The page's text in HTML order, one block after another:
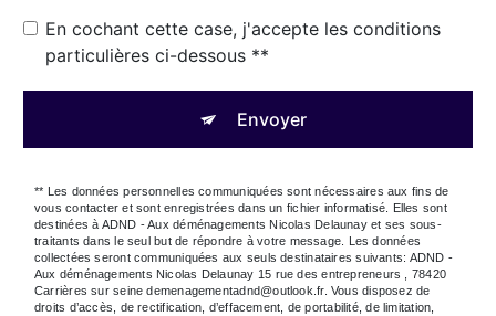
En cochant cette case, j'accepte les conditions
particulières ci-dessous **
Envoyer
** Les données personnelles communiquées sont nécessaires aux fins de
vous contacter et sont enregistrées dans un fichier informatisé. Elles sont
destinées à ADND - Aux déménagements Nicolas Delaunay et ses sous-
traitants dans le seul but de répondre à votre message. Les données
collectées seront communiquées aux seuls destinataires suivants: ADND -
Aux déménagements Nicolas Delaunay 15 rue des entrepreneurs , 78420
Carrières sur seine demenagementadnd@outlook.fr. Vous disposez de
droits d’accès, de rectification, d’effacement, de portabilité, de limitation,